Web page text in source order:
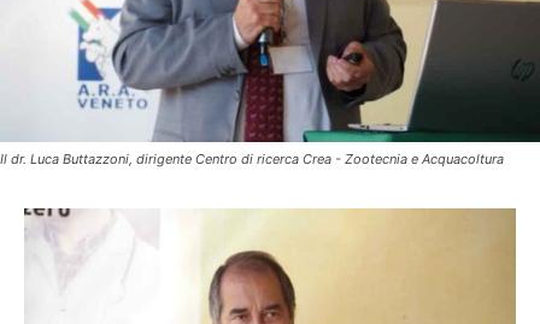
Il dr. Luca Buttazzoni, dirigente Centro di ricerca Crea - Zootecnia e Acquacoltura